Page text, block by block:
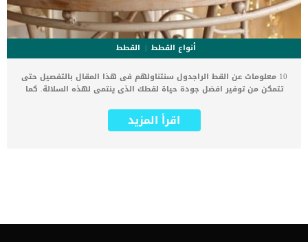
أنواع القطط
القطط
10 معلومات عن القط الراجدول سنتناولهم فى هذا المقال بالتفصيل حتى
تتمكن من توفير افضل جودة حياة لقطك الذى ينتمى لهذه السلالة. كما
الهدف من هذه المقالة هو مساعدتك على فهم السلالة بشكل أفضل ،
بحيث يمكنك الحصول على أفضل علاقة ممكنة مع قطك الراجدول. اقرأ
يجعلك بحاجة الى تنظيف القطة باستمرار لتقليل المشاكل الناتجة عن
اقرأ المزيد